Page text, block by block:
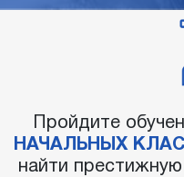
Пройдите
НАЧАЛЬНЫХ
найти